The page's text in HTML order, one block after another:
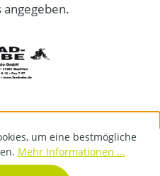
um eine bestmögliche
Mehr Informationen ...